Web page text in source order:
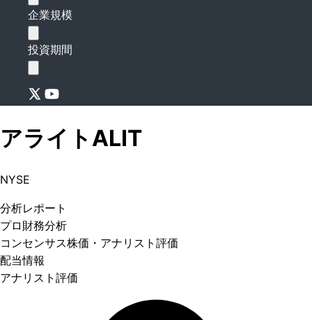
企業規模
投資期間
アライト ALIT
NYSE
分析レポート
プロ 財務分析
コンセンサス株価 ・アナリスト評価
配当情報
アナリスト評価